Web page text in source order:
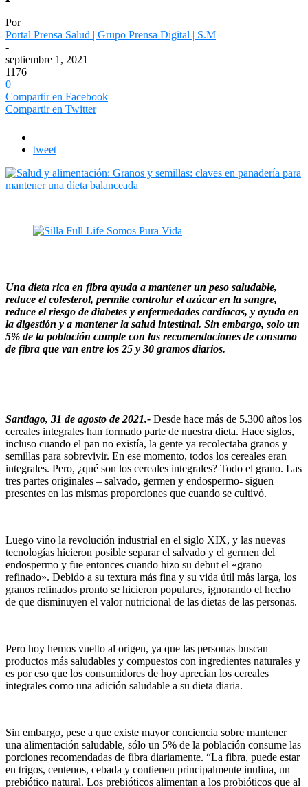
Por
Portal Prensa Salud | Grupo Prensa Digital | S.M
-
septiembre 1, 2021
1176
0
Compartir en Facebook
Compartir en Twitter
tweet
Una dieta rica en fibra ayuda a mantener un peso saludable,
reduce el colesterol, permite controlar el azúcar en la sangre,
reduce el riesgo de diabetes y enfermedades cardíacas, y ayuda en
la digestión y a mantener la salud intestinal. Sin embargo, solo un
5% de la población cumple con las recomendaciones de consumo
de fibra que van entre los 25 y 30 gramos diarios.
Santiago, 31 de agosto de 2021.- Desde hace más de 5.300 años los
cereales integrales han formado parte de nuestra dieta. Hace siglos,
incluso cuando el pan no existía, la gente ya recolectaba granos y
semillas para sobrevivir. En ese momento, todos los cereales eran
integrales. Pero, ¿qué son los cereales integrales? Todo el grano. Las
tres partes originales – salvado, germen y endospermo- siguen
presentes en las mismas proporciones que cuando se cultivó.
Luego vino la revolución industrial en el siglo XIX, y las nuevas
tecnologías hicieron posible separar el salvado y el germen del
endospermo y fue entonces cuando hizo su debut el «grano
refinado». Debido a su textura más fina y su vida útil más larga, los
granos refinados pronto se hicieron populares, ignorando el hecho
de que disminuyen el valor nutricional de las dietas de las personas.
Pero hoy hemos vuelto al origen, ya que las personas buscan
productos más saludables y compuestos con ingredientes naturales y
es por eso que los consumidores de hoy aprecian los cereales
integrales como una adición saludable a su dieta diaria.
Sin embargo, pese a que existe mayor conciencia sobre mantener
una alimentación saludable, sólo un 5% de la población consume las
porciones recomendadas de fibra diariamente. “La fibra, puede estar
en trigos, centenos, cebada y contienen principalmente inulina, un
prebiótico natural. Los prebióticos alimentan a los probióticos que al